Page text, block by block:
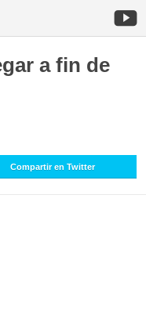
a fin de
Compartir en Twitter